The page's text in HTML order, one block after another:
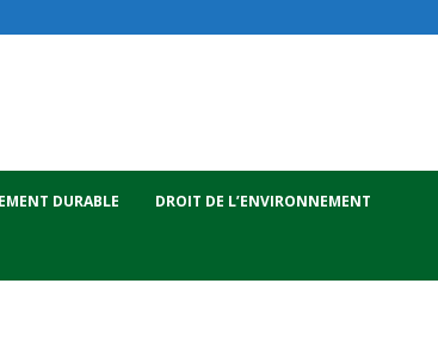
DURABLE DROIT DE L’ENVIRONNEMENT